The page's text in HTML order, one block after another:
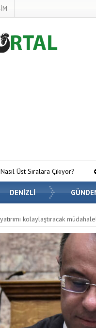
Bitcoin’de Gözler
DENİZLİ
kolaylaştıracak